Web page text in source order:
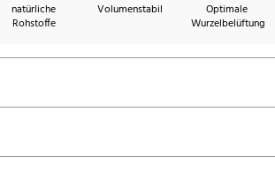
natürliche
Rohstoffe
Volumenstabil
Optimale
Wurzelbelüftung